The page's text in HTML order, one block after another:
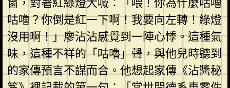
咕嚕？你倒是紅一下啊！我要向左轉！綠燈
沒用啊！」廖沾沾感覺到一陣心悸。這種氣
味，這種不祥的「咕嚕」聲，與他兒時聽到
的家傳預言不謀而合。他想起家傳《沾醬秘